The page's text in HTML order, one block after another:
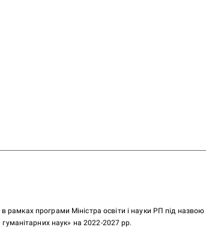
рамках програми Міністра освіти і науки РП під
гуманітарних наук» на 2022-2027 рр.